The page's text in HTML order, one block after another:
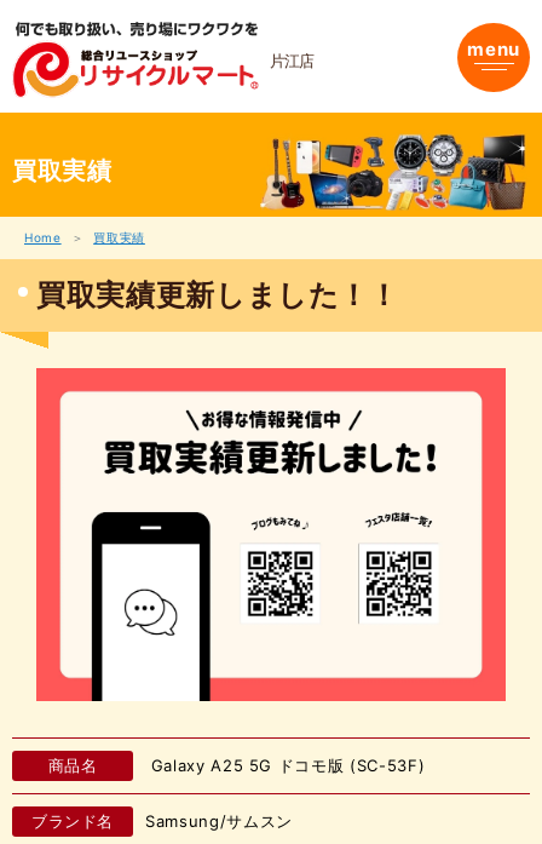
ス
片江店 menu
買取実績
Home 買取実績
買取実績更新しました！！
商品名 Galaxy A25 5G ドコモ版 (SC-53F)
ブランド名 Samsung/サムスン